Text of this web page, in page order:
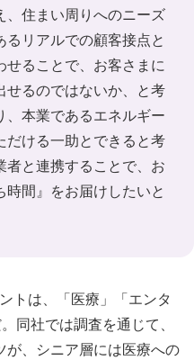
、住まい周りへのニーズ
リアルでの顧客接点と
せることで、お客さまに
せるのではないか、と考
、本業であるエネルギー
だける一助とできると考
者と連携することで、お
間』をお届けしたいと
トは、「医療」「エンタ
同社では調査を通じて、
が、シニア層には医療への